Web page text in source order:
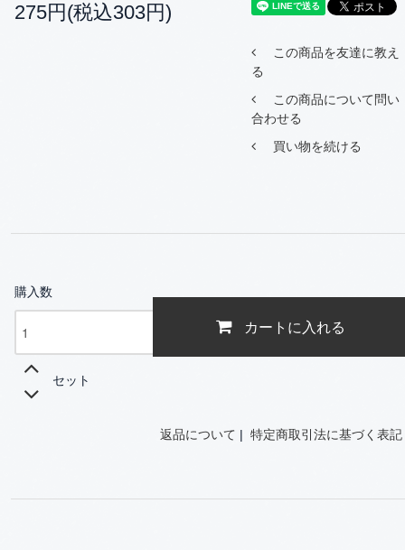
275円(税込303円)
この商品を友達に教え
る
この商品について問い
合わせる
買い物を続ける
購入数
セット
カートに入れる
返品について | 特定商取引法に基づく表記